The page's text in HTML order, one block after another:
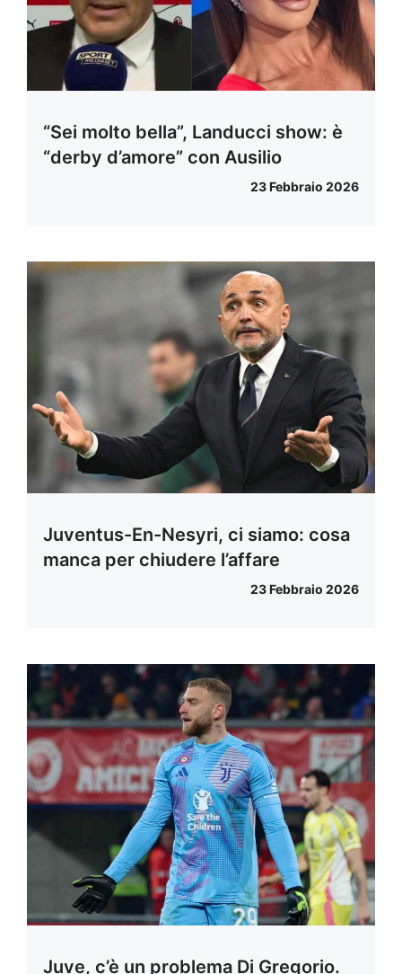
“Sei molto bella”, Landucci show: è
“derby d’amore” con Ausilio
23 Febbraio 2026
Juventus-En-Nesyri, ci siamo: cosa
manca per chiudere l’affare
23 Febbraio 2026
Juve, c’è un problema Di Gregorio.